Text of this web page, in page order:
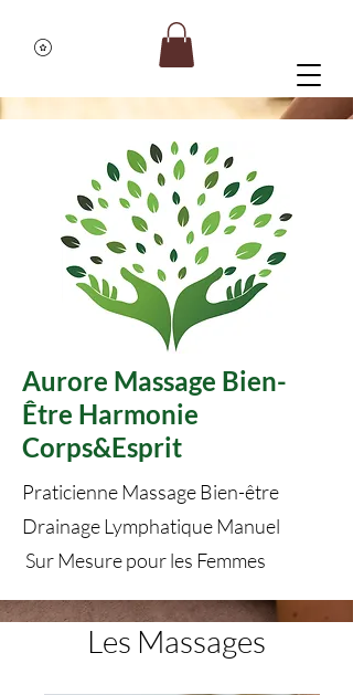
Aurore Massage Bien-
Être Harmonie
Corps&Esprit
Praticienne Massage Bien-être
Drainage Lymphatique Manuel
Sur Mesure pour les Femmes
Les Massages